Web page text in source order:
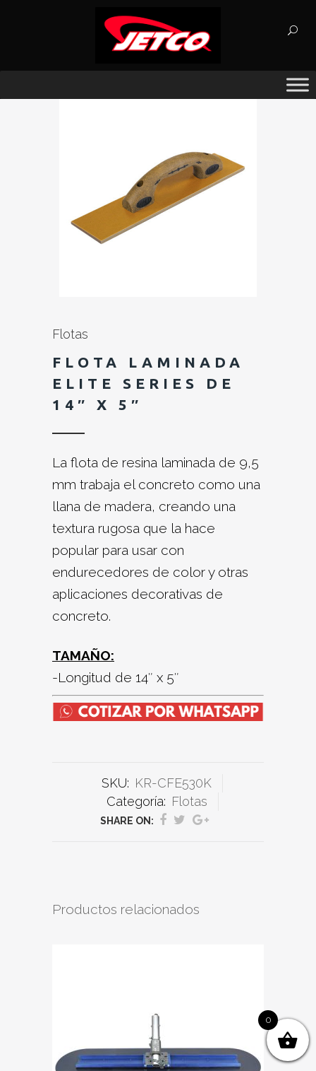
de
Flotas
FLOTA LAMINADA
ELITE SERIES DE
14″ X 5″
La flota de resina laminada de 9,5
mm trabaja el concreto como una
llana de madera, creando una
textura rugosa que la hace
popular para usar con
endurecedores de color y otras
aplicaciones decorativas de
concreto.
TAMAÑO:
-Longitud de 14″ x 5″
SKU: KR-CFE530K
Categoría: Flotas
SHARE ON:
Productos relacionados
0